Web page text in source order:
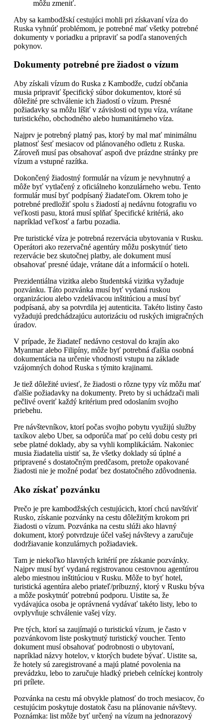
môžu zmeniť.
Aby sa kambodžskí cestujúci mohli pri získavaní víza do
Ruska vyhnúť problémom, je potrebné mať všetky potrebné
dokumenty v poriadku a pripraviť sa podľa stanovených
pokynov.
Dokumenty potrebné pre žiadost o vízum
Aby získali vízum do Ruska z Kambodže, cudzí občania
musia pripraviť špecifický súbor dokumentov, ktoré sú
dôležité pre schválenie ich žiadostí o vízum. Presné
požiadavky sa môžu líšiť v závislosti od typu víza, vrátane
turistického, obchodného alebo humanitárneho víza.
Najprv je potrebný platný pas, ktorý by mal mať minimálnu
platnosť šesť mesiacov od plánovaného odletu z Ruska.
Zároveň musí pas obsahovať aspoň dve prázdne stránky pre
vízum a vstupné razítka.
Dokončený žiadostný formulár na vízum je nevyhnutný a
môže byť vytlačený z oficiálneho konzulárneho webu. Tento
formulár musí byť podpísaný žiadateľom. Okrem toho je
potrebné predložiť spolu s žiadostí aj nedávnu fotografiu vo
veľkosti pasu, ktorá musí splňať špecifické kritériá, ako
napríklad veľkosť a farbu pozadia.
Pre turistické víza je potrebná rezervácia ubytovania v Rusku.
Operátori ako rezervačné agentúry môžu poskytnúť tieto
rezervácie bez skutočnej platby, ale dokument musí
obsahovať presné údaje, vrátane dát a informácií o hoteli.
Prezidentiálna vizitka alebo študentská vizitka vyžaduje
pozvánku. Táto pozvánka musí byť vydaná ruskou
organizáciou alebo vzdelávacou inštitúciou a musí byť
podpísaná, aby sa potvrdila jej autenticita. Takéto listiny často
vyžadujú predchádzajúcu autorizáciu od ruských imigračných
úradov.
V prípade, že žiadateľ nedávno cestoval do krajín ako
Myanmar alebo Filipíny, môže byť potrebná ďalšia osobná
dokumentácia na určenie vhodnosti vstupu na základe
vzájomných dohod Ruska s týmito krajinami.
Je tiež dôležité uviesť, že žiadosti o rôzne typy víz môžu mať
ďalšie požiadavky na dokumenty. Preto by si uchádzači mali
pečlivé overiť každý kritérium pred odoslaním svojho
priebehu.
Pre návštevníkov, ktorí počas svojho pobytu využijú služby
taxíkov alebo Uber, sa odporúča mať po celú dobu cesty pri
sebe platné doklady, aby sa vyhli komplikáciám. Nakoniec
musia žiadatelia uistiť sa, že všetky doklady sú úplné a
pripravené s dostatočným predčasom, pretože opakované
žiadosti nie je možné podať bez dostatočného zdôvodnenia.
Ako získať pozvánku
Prečo je pre kambodžských cestujúcich, ktorí chcú navštíviť
Rusko, získanie pozvánky na cestu dôležitým krokom pri
žiadosti o vízum. Pozvánka na cestu slúži ako hlavný
dokument, ktorý potvrdzuje účel vašej návštevy a zaručuje
dodržiavanie konzulárnych požiadaviek.
Tam je niekoľko hlavných kritérií pre získanie pozvánky.
Najprv musí byť vydaná registrovanou cestovnou agentúrou
alebo miestnou inštitúciou v Rusku. Môže to byť hotel,
turistická agentúra alebo priateľ/príbuzný, ktorý v Rusku býva
a môže poskytnúť potrebnú podporu. Uistite sa, že
vydávajúca osoba je oprávnená vydávať takéto listy, lebo to
ovplyvňuje schválenie vašej vízy.
Pre tých, ktorí sa zaujímajú o turistickú vízum, je často v
pozvánkovom liste poskytnutý turistický voucher. Tento
dokument musí obsahovať podrobnosti o ubytovaní,
napríklad názvy hotelov, v ktorých budete bývať. Uistite sa,
že hotely sú zaregistrované a majú platné povolenia na
prevádzku, lebo to zaručuje hladký priebeh celníckej kontroly
pri prílete.
Pozvánka na cestu má obvykle platnosť do troch mesiacov, čo
cestujúcim poskytuje dostatok času na plánovanie návštevy.
Poznámka: list môže byť určený na vízum na jednorazový